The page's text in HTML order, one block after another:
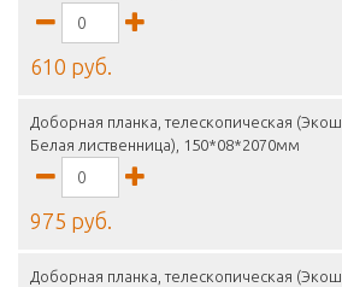
610 руб.
Доборная планка, телескопическая
Белая лиственница), 150*08*2070мм
975 руб.
Доборная планка, телескопическая